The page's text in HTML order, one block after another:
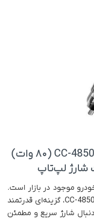
شارژر فندکی مک دودو مدل CC-4850 (۸۰ وات)
شارژ لپ‌تاپ
موجود در بازار است.
شارژر فندکی 80 وات مک دودو مدل CC-4850، گزینه‌ای قدرتمند
دنبال شارژ سریع و مطمئن